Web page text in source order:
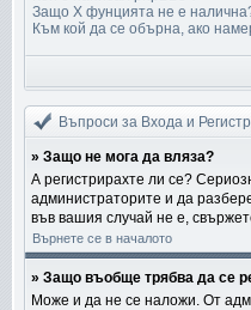
Защо X фунцията не е
Към кой да се обърна, ако
Въпроси за Входа и
» Защо не мога да вляза?
А регистрирахте ли се?
администраторите и да
във вашия случай не е,
Върнете се в началото
» Защо въобще трябва да се
Може и да не се наложи. От